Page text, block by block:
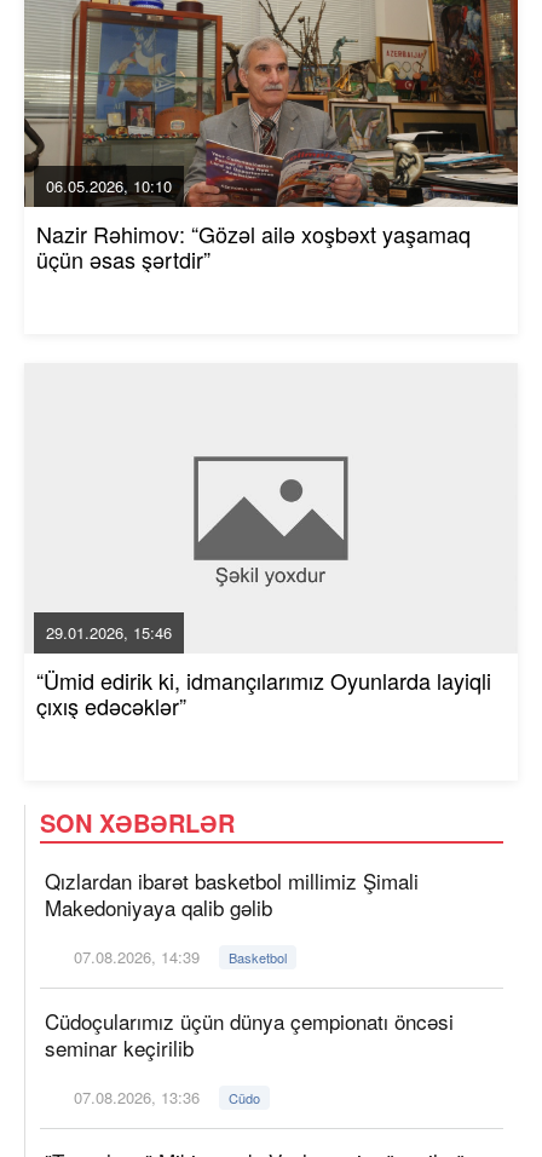
06.05.2026, 10:10
Nazir Rəhimov: “Gözəl ailə xoşbəxt yaşamaq
üçün əsas şərtdir”
29.01.2026, 15:46
“Ümid edirik ki, idmançılarımız Oyunlarda layiqli
çıxış edəcəklər”
SON XƏBƏRLƏR
Qızlardan ibarət basketbol millimiz Şimali
Makedoniyaya qalib gəlib
07.08.2026, 14:39 Basketbol
Cüdoçularımız üçün dünya çempionatı öncəsi
seminar keçirilib
07.08.2026, 13:36 Cüdo